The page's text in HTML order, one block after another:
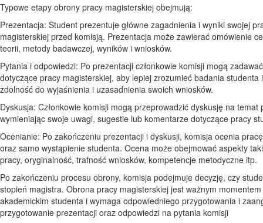
Typowe etapy obrony pracy magisterskiej obejmują:
Prezentacja: Student prezentuje główne zagadnienia i wyniki swojej
magisterskiej przed komisją. Prezentacja może zawierać omówienie
teorii, metody badawczej, wyników i wniosków.
Pytania i odpowiedzi: Po prezentacji członkowie komisji mogą
dotyczące pracy magisterskiej, aby lepiej zrozumieć badania studenta
zdolność do wyjaśnienia i uzasadnienia swoich wniosków.
Dyskusja: Członkowie komisji mogą przeprowadzić dyskusję na temat
wymieniając swoje uwagi, sugestie lub komentarze dotyczące pracy
Ocenianie: Po zakończeniu prezentacji i dyskusji, komisja ocenia
oraz samo wystąpienie studenta. Ocena może obejmować aspekty
pracy, oryginalność, trafność wniosków, kompetencje metodyczne itp.
Po zakończeniu procesu obrony, komisja podejmuje decyzję, czy
stopień magistra. Obrona pracy magisterskiej jest ważnym
akademickim studenta i wymaga odpowiedniego przygotowania i
przygotowanie prezentacji oraz odpowiedzi na pytania komisji